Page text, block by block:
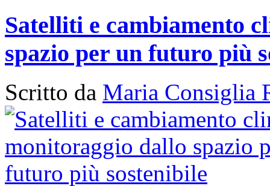
Satelliti e cambiamento
spazio per un futuro più
Scritto da Maria Consiglia